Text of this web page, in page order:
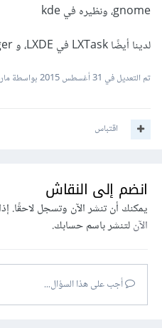
gnome، ونظيره في kde
لدينا أيضًا LXTask في LXDE، و Task Manager في XFCE
تم التعديل في 31 أغسطس 2015 بواسطة
اقتباس
انضم إلى النقاش
يمكنك أن تنشر الآن وتسجل لاحقًا.
الآنلتنشر باسم حسابك.
أجب على هذا السؤال...